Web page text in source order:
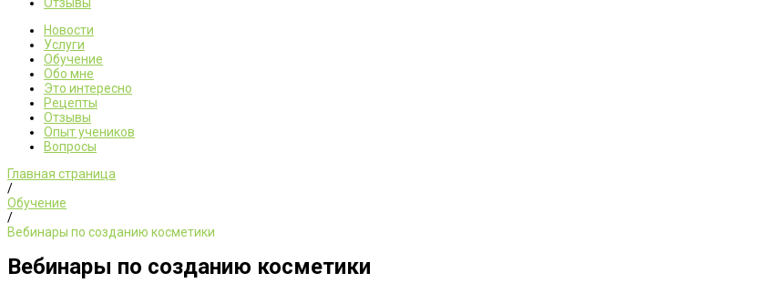
Новости
Услуги
Обучение
Обо мне
Это интересно
Рецепты
Отзывы
Опыт учеников
Вопросы
Главная страница
/
Обучение
/
Вебинары по созданию косметики
Вебинары по созданию косметики